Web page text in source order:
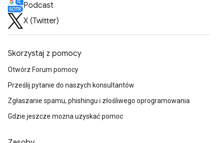
Podcast
X (Twitter)
Skorzystaj z pomocy
Otwórz Forum pomocy
Prześlij pytanie do naszych konsultantów
Zgłaszanie spamu, phishingu i złośliwego oprogramowania
Gdzie jeszcze można uzyskać pomoc